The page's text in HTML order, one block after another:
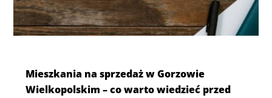
Mieszkania na sprzedaż w Gorzowie
Wielkopolskim – co warto wiedzieć przed